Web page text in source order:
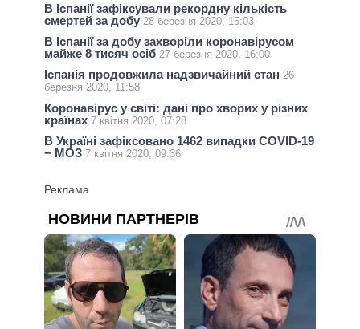
В Іспанії зафіксували рекордну кількість
смертей за добу 28 березня 2020, 15:03
В Іспанії за добу захворіли коронавірусом
майже 8 тисяч осіб 27 березня 2020, 16:00
Іспанія продовжила надзвичайний стан 26
березня 2020, 11:58
Коронавірус у світі: дані про хворих у різних
країнах 7 квітня 2020, 07:28
В Україні зафіксовано 1462 випадки COVID-19
− МОЗ 7 квітня 2020, 09:36